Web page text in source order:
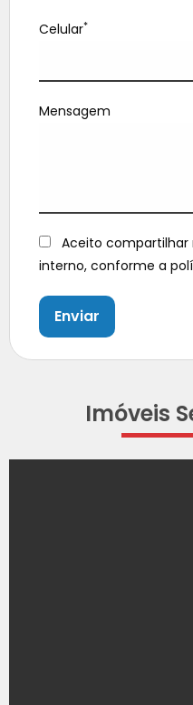
Celular*
Mensagem
Aceito compartilhar
interno, conforme a
Enviar
Imóveis